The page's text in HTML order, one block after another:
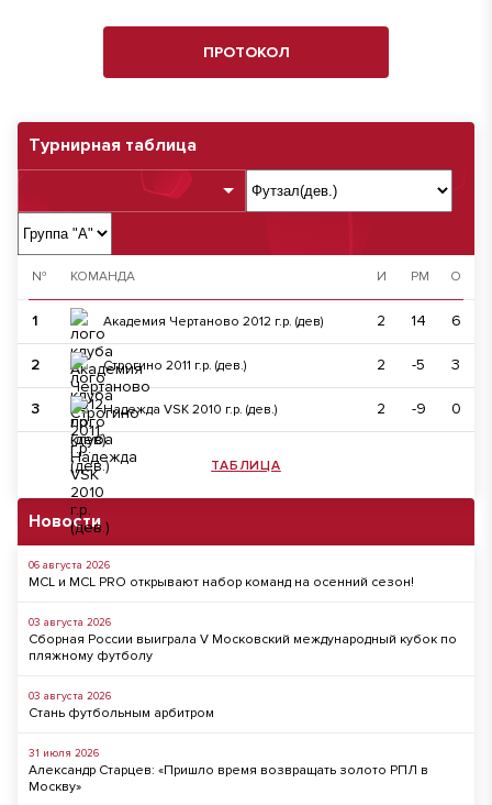
Турнирная таблица
№ КОМАНДА И РМ О
1 Академия Чертаново 2012 г.р. (дев) 2 14 6
2 Строгино 2011 г.р. (дев.) 2 -5 3
3 Надежда VSK 2010 г.р. (дев.) 2 -9 0
ТАБЛИЦА
Новости
06 августа 2026
MCL и MCL PRO открывают набор команд на осенний сезон!
03 августа 2026
Сборная России выиграла V Московский международный кубок по
пляжному футболу
03 августа 2026
Стань футбольным арбитром
31 июля 2026
Александр Старцев: «Пришло время возвращать золото РПЛ в
Москву»
ПРОТОКОЛ